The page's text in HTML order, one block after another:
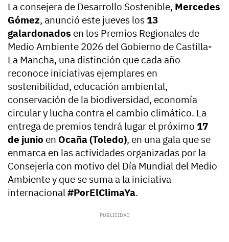
La consejera de Desarrollo Sostenible, Mercedes
Gómez, anunció este jueves los 13
galardonados en los Premios Regionales de
Medio Ambiente 2026 del Gobierno de Castilla-
La Mancha, una distinción que cada año
reconoce iniciativas ejemplares en
sostenibilidad, educación ambiental,
conservación de la biodiversidad, economía
circular y lucha contra el cambio climático. La
entrega de premios tendrá lugar el próximo 17
de junio en Ocaña (Toledo), en una gala que se
enmarca en las actividades organizadas por la
Consejería con motivo del Día Mundial del Medio
Ambiente y que se suma a la iniciativa
internacional#PorElClimaYa.